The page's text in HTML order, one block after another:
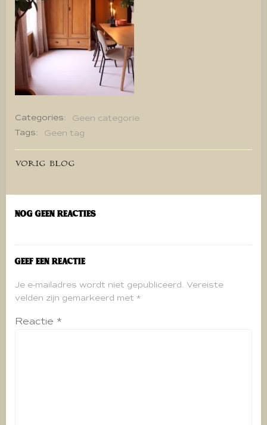
Categories:
Geen categorie
Tags:
Geen tag
Bericht
navigatie
VORIG BLOG
Nog geen reacties
Geef een reactie
Je e-mailadres wordt niet gepubliceerd. Vereiste
velden zijn gemarkeerd met *
Reactie *